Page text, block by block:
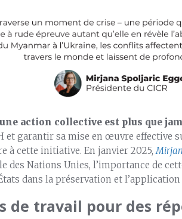
une action collective est plus que
et garantir sa mise en œuvre effective
à cette initiative. En janvier 2025,
des Nations Unies, l’importance de
dans la préservation et l’application
de travail pour des